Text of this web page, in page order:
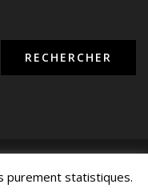
RECHERCHER
DROITS RÉSERVÉS -
DE CONFIDENTIALITÉ
purement statistiques.